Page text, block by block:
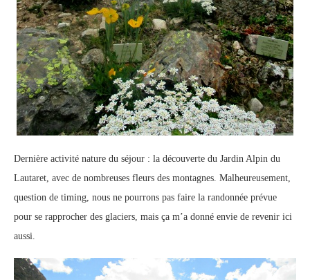
Dernière activité nature du séjour : la découverte du Jardin Alpin du
Lautaret, avec de nombreuses fleurs des montagnes. Malheureusement,
question de timing, nous ne pourrons pas faire la randonnée prévue
pour se rapprocher des glaciers, mais ça m’a donné envie de revenir ici
aussi.